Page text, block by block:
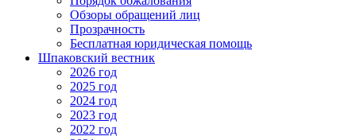
Обзоры обращений лиц
Прозрачность
Бесплатная юридическая помощь
Шпаковский вестник
2026 год
2025 год
2024 год
2023 год
2022 год